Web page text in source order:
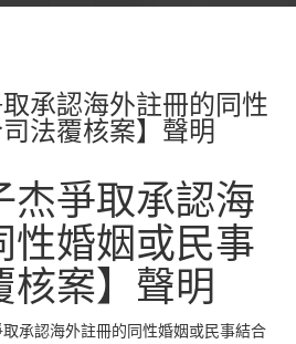
取承認海外註冊的同性
法覆核案】聲明
杰爭取承認海
性婚姻或民事
核案】聲明
承認海外註冊的同性婚姻或民事結合